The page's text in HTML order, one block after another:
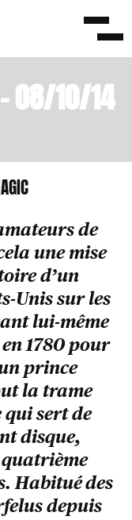
– 08/10/14
de
une mise
d’un
Unis sur les
lui-même
1780 pour
prince
la trame
sert de
disque,
Habitué des
depuis